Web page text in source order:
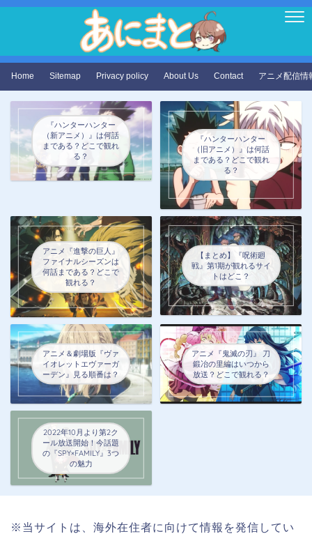
Home Sitemap Privacy policy About Us Contact アニメ配信情
『ハンターハンター
（新アニメ）』は何話
まである？どこで観れ
る？
『ハンターハンター
（旧アニメ）』は何話
まである？どこで観れ
る？
アニメ『進撃の巨人』
ファイナルシーズンは
何話まである？どこで
観れる？
【まとめ】『呪術廻
戦』第1期が観れるサイ
トはどこ？
アニメ＆劇場版『ヴァ
イオレットエヴァーガ
ーデン』見る順番は？
アニメ『鬼滅の刃』 刀
鍛冶の里編はいつから
放送？どこで観れる？
2022年10月より第2ク
ール放送開始！今話題
の『SPY×FAMILY』3つ
の魅力
※当サイトは、海外在住者に向けて情報を発信してい